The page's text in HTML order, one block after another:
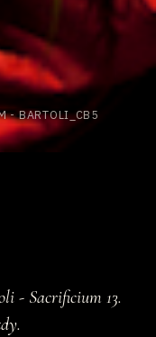
- BARTOLI_CB5
- Sacrificium 13.